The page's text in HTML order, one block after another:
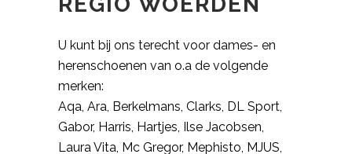
U kunt bij ons terecht voor dames- en
herenschoenen van o.a de volgende
merken:
Aqa, Ara, Berkelmans, Clarks, DL Sport,
Gabor, Harris, Hartjes, Ilse Jacobsen,
Laura Vita, Mc Gregor, Mephisto, MJUS,